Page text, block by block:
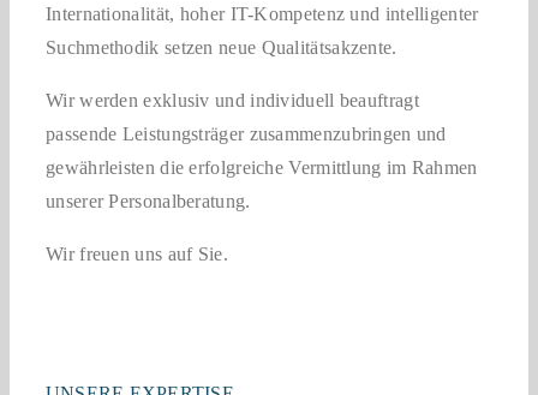
Internationalität, hoher IT-Kompetenz und intelligenter
Suchmethodik setzen neue Qualitätsakzente.
Wir werden exklusiv und individuell beauftragt
passende Leistungsträger zusammenzubringen und
gewährleisten die erfolgreiche Vermittlung im Rahmen
unserer Personalberatung.
Wir freuen uns auf Sie.